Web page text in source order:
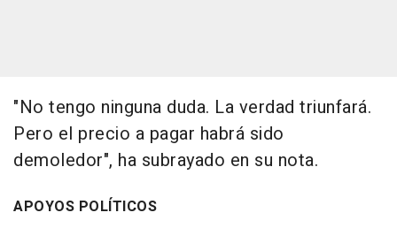
"No tengo ninguna duda. La verdad triunfará.
Pero el precio a pagar habrá sido
demoledor", ha subrayado en su nota.
APOYOS POLÍTICOS